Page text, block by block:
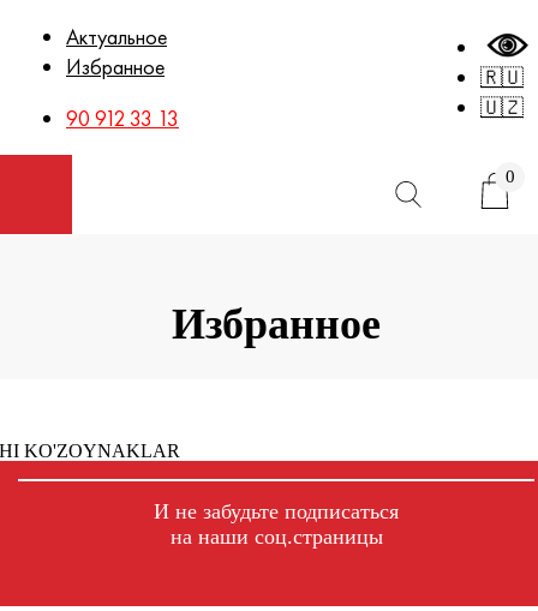
Актуальное
Избранное
90 912 33 13
🇷🇺
🇺🇿
0
KO'ZOYNAKLAR
Избранное
И не забудьте подписаться
на наши соц.страницы